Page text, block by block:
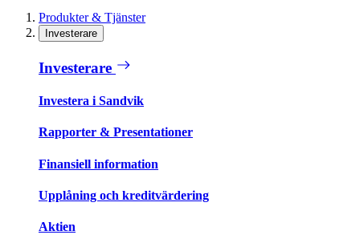
Produkter & Tjänster
Investerare
Investerare
Investera i Sandvik
Rapporter & Presentationer
Finansiell information
Upplåning och kreditvärdering
Aktien